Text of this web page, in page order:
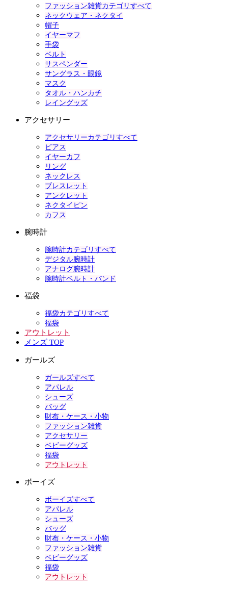
ファッション雑貨カテゴリすべて
ネックウェア・ネクタイ
帽子
イヤーマフ
手袋
ベルト
サスペンダー
サングラス・眼鏡
マスク
タオル・ハンカチ
レイングッズ
アクセサリー
アクセサリーカテゴリすべて
ピアス
イヤーカフ
リング
ネックレス
ブレスレット
アンクレット
ネクタイピン
カフス
腕時計
腕時計カテゴリすべて
デジタル腕時計
アナログ腕時計
腕時計ベルト・バンド
福袋
福袋カテゴリすべて
福袋
アウトレット
メンズ TOP
ガールズ
ガールズすべて
アパレル
シューズ
バッグ
財布・ケース・小物
ファッション雑貨
アクセサリー
ベビーグッズ
福袋
アウトレット
ボーイズ
ボーイズすべて
アパレル
シューズ
バッグ
財布・ケース・小物
ファッション雑貨
ベビーグッズ
福袋
アウトレット